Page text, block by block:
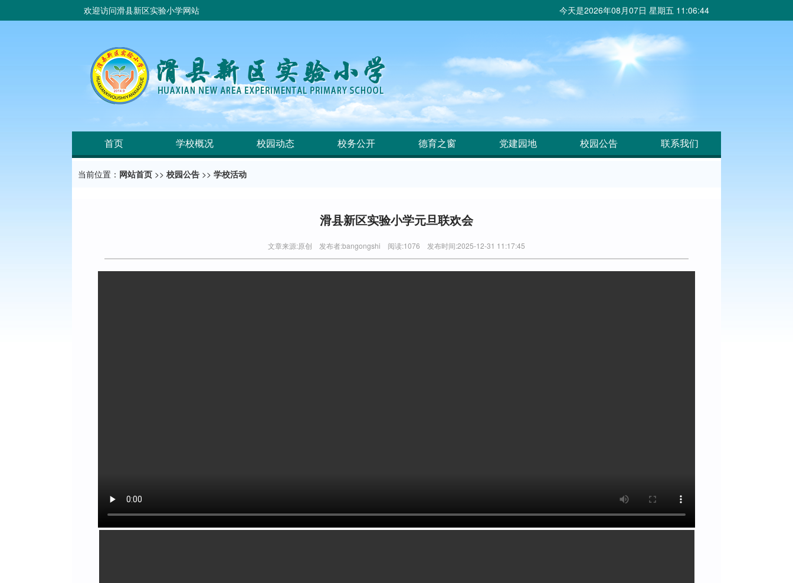
欢迎访问滑县新区实验小学网站 今天是2026年08月07日 星期五 11:06:44
首页 学校概况 校园动态 校务公开 德育之窗 党建园地 校园公告 联系我们
当前位置： 网站首页 >> 校园公告 >> 学校活动
滑县新区实验小学元旦联欢会
文章来源:原创 发布者:bangongshi 阅读:1076 发布时间:2025-12-31 11:17:45